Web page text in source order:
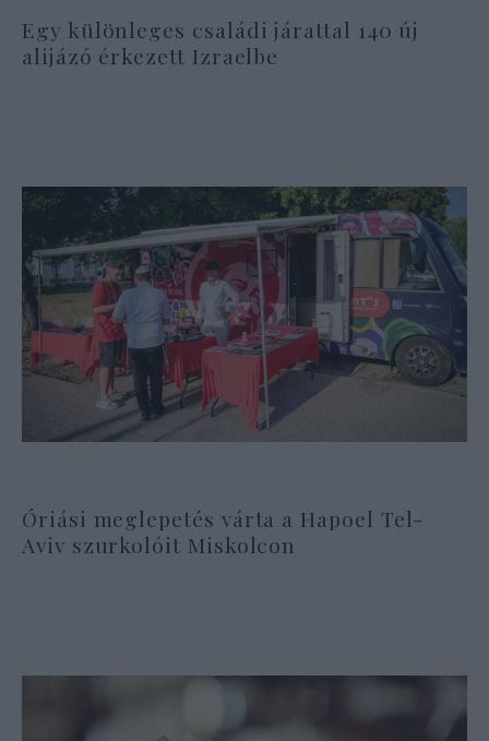
Egy különleges családi járattal 140 új
alijázó érkezett Izraelbe
Óriási meglepetés várta a Hapoel Tel-
Aviv szurkolóit Miskolcon